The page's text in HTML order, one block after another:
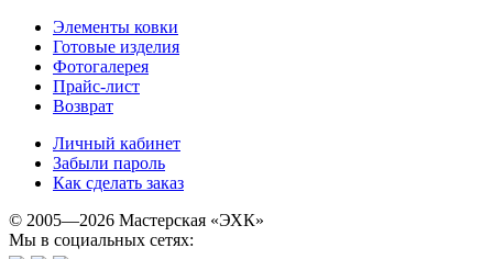
Элементы ковки
Готовые изделия
Фотогалерея
Прайс-лист
Возврат
Личный кабинет
Забыли пароль
Как сделать заказ
© 2005—2026 Мастерская «ЭХК»
Мы в социальных сетях: